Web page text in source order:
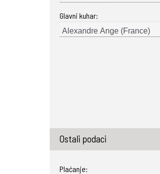
Glavni kuhar:
Ostali podaci
Plaćanje: